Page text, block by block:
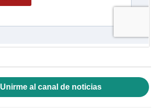
Unirme al canal de noticias